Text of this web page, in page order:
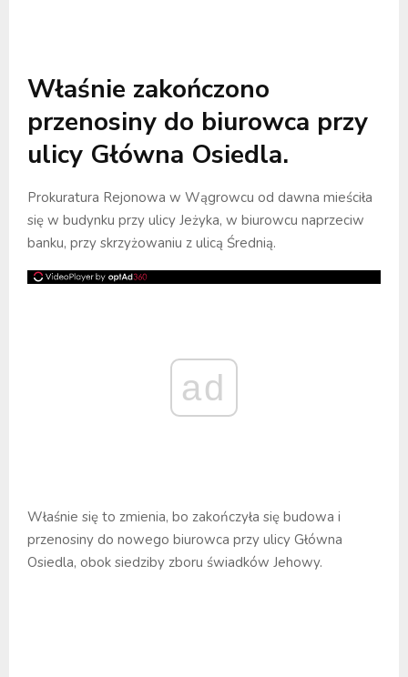
Właśnie zakończono
przenosiny do biurowca przy
ulicy Główna Osiedla.
Prokuratura Rejonowa w Wągrowcu od dawna mieściła
się w budynku przy ulicy Jeżyka, w biurowcu naprzeciw
banku, przy skrzyżowaniu z ulicą Średnią.
ad
Właśnie się to zmienia, bo zakończyła się budowa i
przenosiny do nowego biurowca przy ulicy Główna
Osiedla, obok siedziby zboru świadków Jehowy.